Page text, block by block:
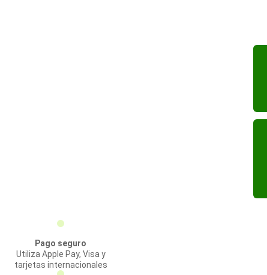
Pago seguro
Utiliza Apple Pay, Visa y
tarjetas internacionales